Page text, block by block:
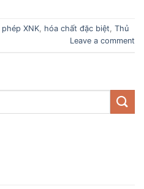
XNK, hóa chất đặc biệt, Thủ
Leave a comment